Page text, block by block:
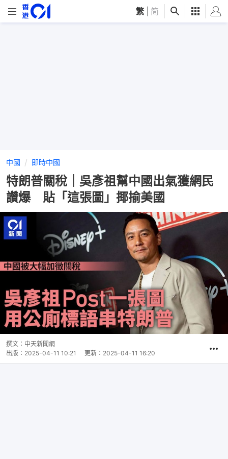
繁 简
中國 即時中國
特朗普關稅｜吳彥祖幫中國出氣獲網民
讚爆 貼「這張圖」揶揄美國
撰文： 中天新聞網
出版： 2025-04-11 10:21 更新： 2025-04-11 16:20